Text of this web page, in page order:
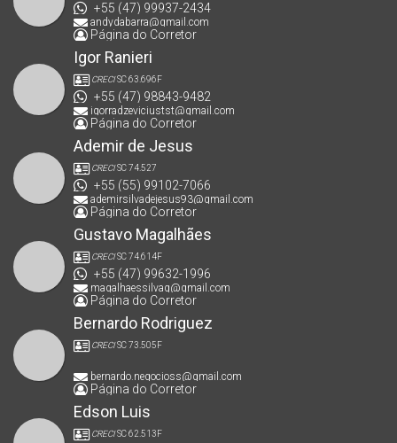
+55 (47) 99937-2434
andydabarra@gmail.com
Página do Corretor
Igor Ranieri
CRECISC 63.696F
+55 (47) 98843-9482
igorradzeviciustst@gmail.com
Página do Corretor
Ademir de Jesus
CRECISC 74.527
+55 (55) 99102-7066
ademirsilvadejesus93@gmail.com
Página do Corretor
Gustavo Magalhães
CRECISC 74.614F
+55 (47) 99632-1996
magalhaessilvag@gmail.com
Página do Corretor
Bernardo Rodriguez
CRECISC 73.505F
bernardo.negocioss@gmail.com
Página do Corretor
Edson Luis
CRECISC 62.513F